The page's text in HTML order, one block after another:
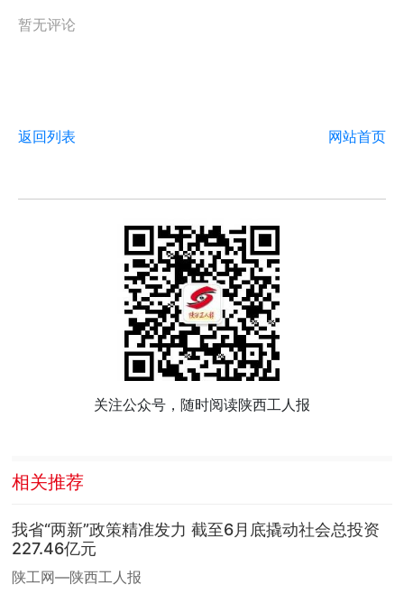
暂无评论
返回列表 网站首页
关注公众号，随时阅读陕西工人报
相关推荐
我省“两新”政策精准发力 截至6月底撬动社会总投资
227.46亿元
陕工网—陕西工人报